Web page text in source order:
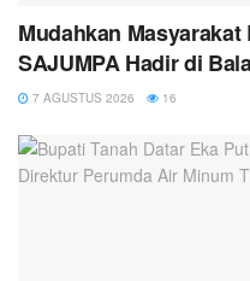
Mudahkan
SAJUMPA Hadir di
7 AGUSTUS 2026 16